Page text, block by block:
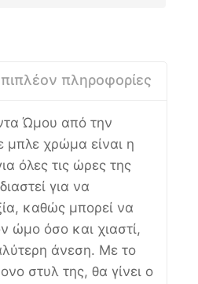
πληροφορίες
Ώμου από την
μπλε χρώμα είναι η
όλες τις ώρες της
για να
καθώς μπορεί να
ώμο όσο και χιαστί,
άνεση. Με το
στυλ της, θα γίνει ο